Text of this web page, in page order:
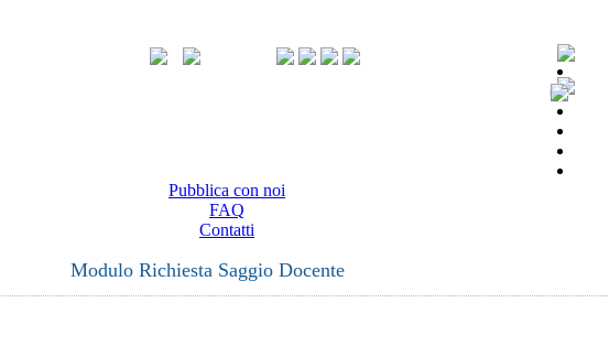
Pubblica con noi
FAQ
Contatti
Modulo Richiesta Saggio Docente